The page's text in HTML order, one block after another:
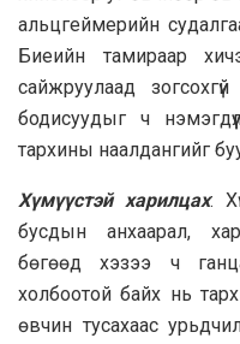
альцгеймерийн
Биеийн тамираар
сайжруулаад
бодисуудыг ч
тархины наалдангийг
Хүмүүстэй харилцах:
бусдын анхаарал,
бөгөөд хэзээ ч
холбоотой байх нь
өвчин тусахаас